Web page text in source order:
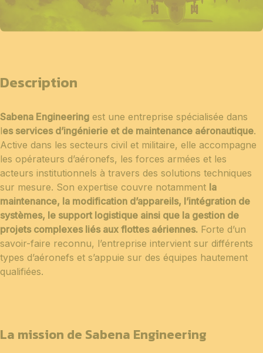
Description
Sabena Engineering est une entreprise spécialisée dans
les services d’ingénierie et de maintenance aéronautique.
Active dans les secteurs civil et militaire, elle accompagne
les opérateurs d’aéronefs, les forces armées et les
acteurs institutionnels à travers des solutions techniques
sur mesure. Son expertise couvre notamment la
maintenance, la modification d’appareils, l’intégration de
systèmes, le support logistique ainsi que la gestion de
projets complexes liés aux flottes aériennes. Forte d’un
savoir-faire reconnu, l’entreprise intervient sur différents
types d’aéronefs et s’appuie sur des équipes hautement
qualifiées.
La mission de Sabena Engineering